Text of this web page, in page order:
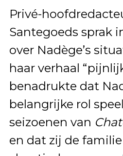
Privé-
Santegoeds sprak
over Nadège’s
haar verhaal
benadrukte dat
belangrijke rol
seizoenen van
en dat zij de